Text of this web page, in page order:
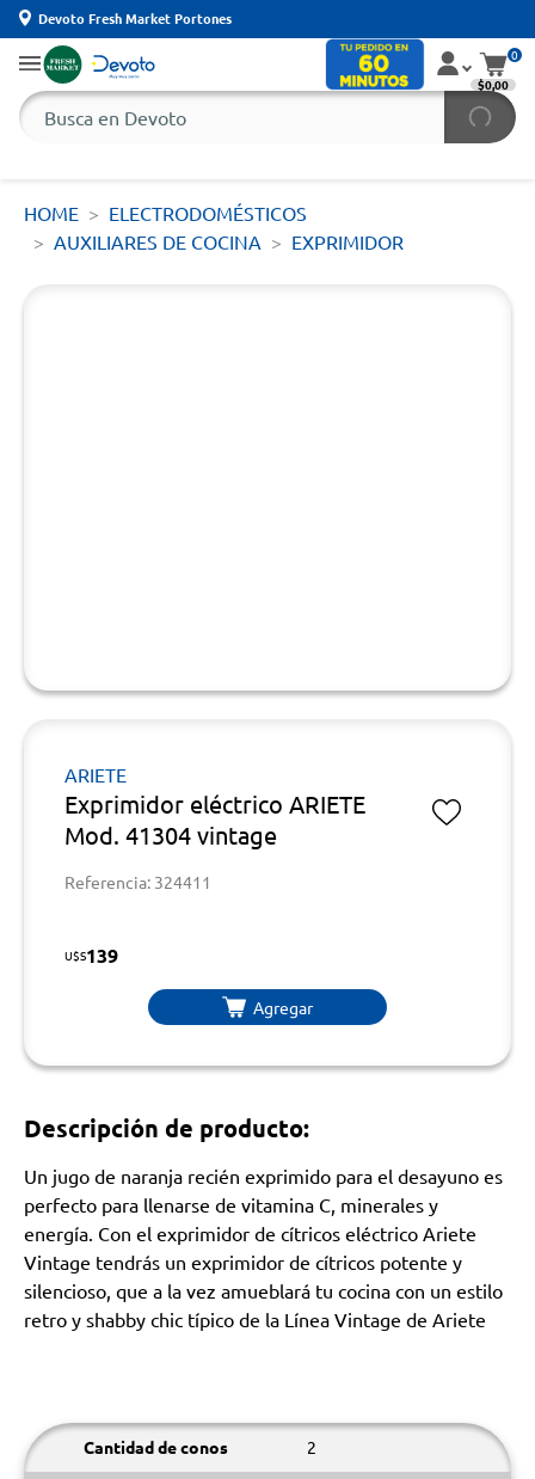
Devoto Fresh Market Portones
0
$0,00
HOME
ELECTRODOMÉSTICOS
AUXILIARES DE COCINA
EXPRIMIDOR
ARIETE
Exprimidor eléctrico ARIETE
Mod. 41304 vintage
Referencia: 324411
U$S139
Agregar
Descripción de producto:
Un jugo de naranja recién exprimido para el desayuno es
perfecto para llenarse de vitamina C, minerales y
energía. Con el exprimidor de cítricos eléctrico Ariete
Vintage tendrás un exprimidor de cítricos potente y
silencioso, que a la vez amueblará tu cocina con un estilo
retro y shabby chic típico de la Línea Vintage de Ariete
Cantidad de conos 2